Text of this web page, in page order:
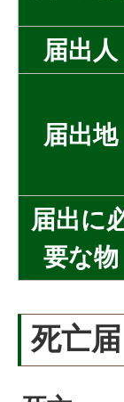
届出人
届出地
届出に
要な物
死亡届